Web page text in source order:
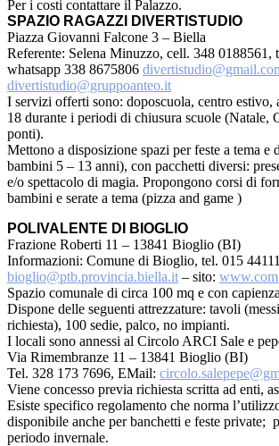
Per i costi contattare il Palazzo.
SPAZIO RAGAZZI DIVERTISTUDIO
Piazza Giovanni Falcone 3 – Biella
Referente: Selena Minuzzo, cell. 348 0188561,
whatsapp 338 8675806
divertistudio@gruppoanteo.it
I servizi offerti sono: doposcuola, centro estivo,
18 durante i periodi di chiusura scuole (Natale,
ponti).
Mettono a disposizione spazi per feste a tema e
bambini 5 – 13 anni), con pacchetti diversi:
e/o spettacolo di magia. Propongono corsi di
bambini e serate a tema (pizza and game )
POLIVALENTE DI BIOGLIO
Frazione Roberti 11 – 13841 Bioglio (BI)
Informazioni: Comune di Bioglio, tel. 015
bioglio@ptb.provincia.biella.it – sito:
Spazio comunale di circa 100 mq e con
Dispone delle seguenti attrezzature: tavoli
richiesta), 100 sedie, palco, no impianti.
I locali sono annessi al Circolo ARCI Sale e
Via Rimembranze 11 – 13841 Bioglio (BI)
Tel. 328 173 7696, EMail:
Viene concesso previa richiesta scritta ad enti,
Esiste specifico regolamento che norma
disponibile anche per banchetti e feste private;
periodo invernale.